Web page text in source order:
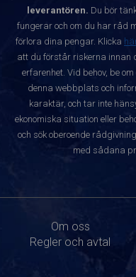
leverantören. Du bör
fungerar och om du har råd
förlora dina pengar. Klicka
att du förstår riskerna innan
erfarenhet. Vid behov, be
denna webbplats och
karaktär, och tar inte
ekonomiska situation eller
och sök oberoende
med sådana
Om oss
Regler och avtal